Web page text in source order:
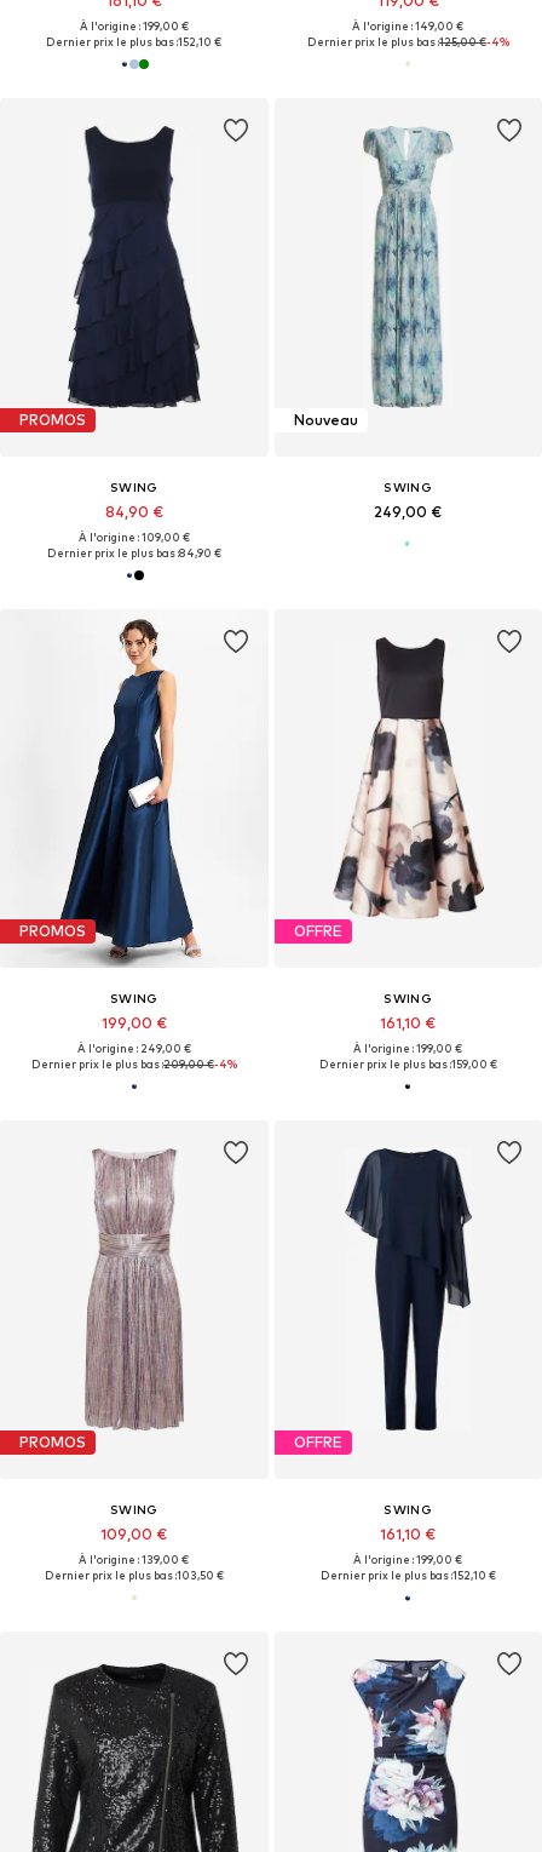
À l'origine : 199,00 €
Dernier prix le plus bas :152,10 €
À l'origine : 149,00 €
Dernier prix le plus bas :125,00 €-4%
PROMOS
SWING
84,90 €
À l'origine : 109,00 €
Dernier prix le plus bas :84,90 €
Nouveau
SWING
249,00 €
PROMOS
SWING
199,00 €
À l'origine : 249,00 €
Dernier prix le plus bas :209,00 €-4%
OFFRE
SWING
161,10 €
À l'origine : 199,00 €
Dernier prix le plus bas :159,00 €
PROMOS
SWING
109,00 €
À l'origine : 139,00 €
Dernier prix le plus bas :103,50 €
OFFRE
SWING
161,10 €
À l'origine : 199,00 €
Dernier prix le plus bas :152,10 €